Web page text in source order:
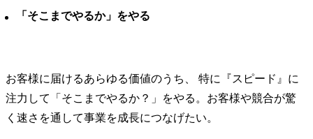
「そこまでやるか」をやる
お客様に届けるあらゆる価値のうち、 特に『スピード』に
注力して「そこまでやるか？」をやる。お客様や競合が驚
く速さを通して事業を成長につなげたい。